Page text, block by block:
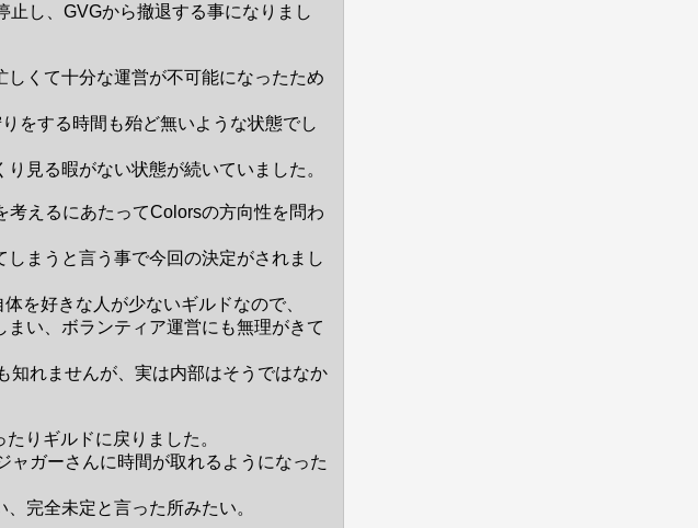
し、GVGから撤退する事になりまし
くて十分な運営が不可能になったため
をする時間も殆ど無いような状態でし
見る暇がない状態が続いていました。
えるにあたってColorsの方向性を問わ
まうと言う事で今回の決定がされまし
を好きな人が少ないギルドなので、
い、ボランティア運営にも無理がきて
知れませんが、実は内部はそうではなか
りギルドに戻りました。
ャガーさんに時間が取れるようになった
完全未定と言った所みたい。